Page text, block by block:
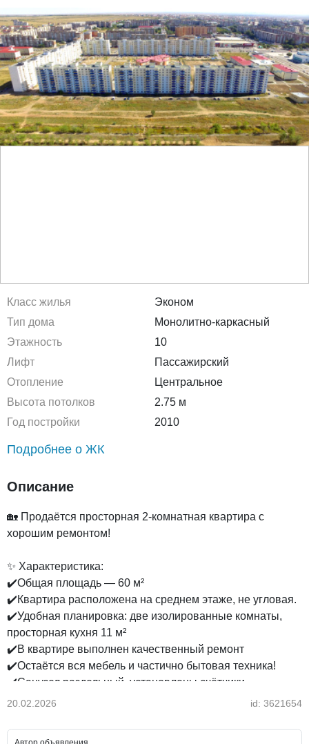
Класс жилья
Эконом
Тип дома
Монолитно-каркасный
Этажность
10
Лифт
Пассажирский
Отопление
Центральное
Высота потолков
2.75 м
Год постройки
2010
Подробнее о ЖК
Описание
🏡 Продаётся просторная 2-комнатная квартира с
хорошим ремонтом!
✨ Характеристика:
✔️Общая площадь — 60 м²
✔️Квартира расположена на среднем этаже, не угловая.
✔️Удобная планировка: две изолированные комнаты,
просторная кухня 11 м²
✔️В квартире выполнен качественный ремонт
✔️Остаётся вся мебель и частично бытовая техника!
✔️Санузел раздельный, установлены счётчики,
радиаторы отопления
✔️В шаговой доступности: магазины, аптеки, кафе и
20.02.2026 id: 3621654